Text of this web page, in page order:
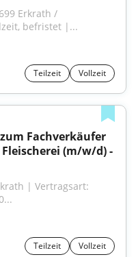
Erkrath /
befristet |...
Teilzeit Vollzeit
Fachverkäufer
(m/w/d) -
| Vertragsart:
Teilzeit Vollzeit